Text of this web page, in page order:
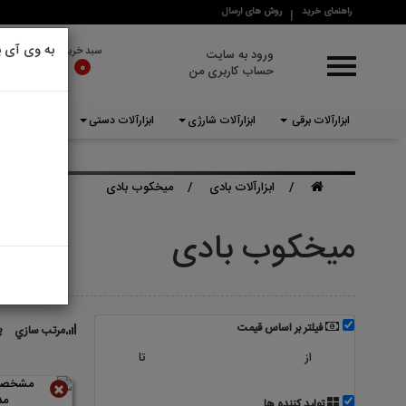
دسترسی سریع
ابزارآلات دستی
ابزارآلات بنزینی
راهنمای خرید روش های ارسال
ورود به سایت
حساب کاربری من
سبد خرید
0
ابزارآلات برقی ابزارآلات شارژی ابزارآلات دستی
ابزارآلات بادی میخکوب بادی
میخکوب بادی
فیلتر بر اساس قیمت
از تا
مرتب سازي
به وی آی